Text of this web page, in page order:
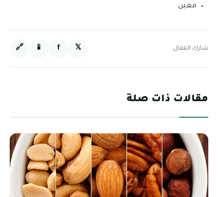
معين
شارك المقال: 𝕏
f
📱
🔗
مقالات ذات صلة